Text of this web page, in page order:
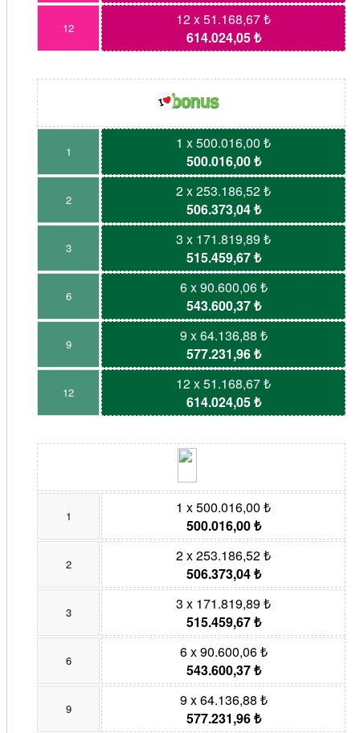
12
12 x 51.168,67 ₺
614.024,05 ₺
1
1 x 500.016,00 ₺
500.016,00 ₺
2
2 x 253.186,52 ₺
506.373,04 ₺
3
3 x 171.819,89 ₺
515.459,67 ₺
6
6 x 90.600,06 ₺
543.600,37 ₺
9
9 x 64.136,88 ₺
577.231,96 ₺
12
12 x 51.168,67 ₺
614.024,05 ₺
1
1 x 500.016,00 ₺
500.016,00 ₺
2
2 x 253.186,52 ₺
506.373,04 ₺
3
3 x 171.819,89 ₺
515.459,67 ₺
6
6 x 90.600,06 ₺
543.600,37 ₺
9
9 x 64.136,88 ₺
577.231,96 ₺